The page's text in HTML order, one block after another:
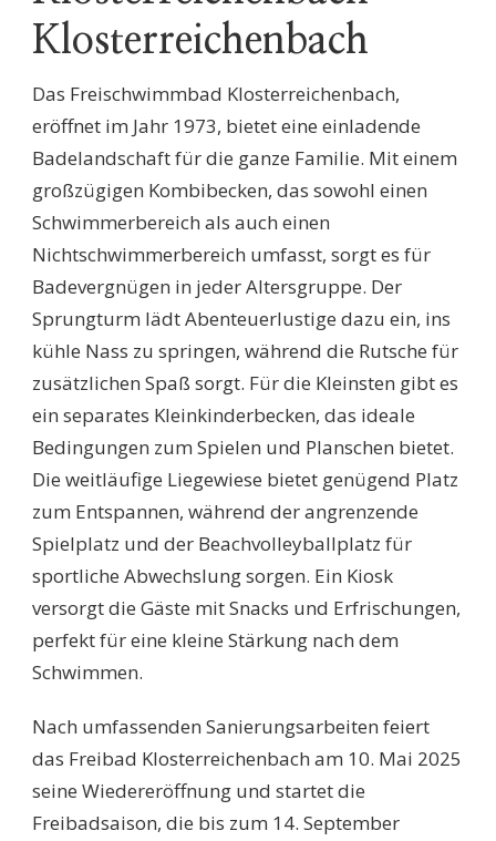
Klosterreichenbach
Das Freischwimmbad Klosterreichenbach,
eröffnet im Jahr 1973, bietet eine einladende
Badelandschaft für die ganze Familie. Mit einem
großzügigen Kombibecken, das sowohl einen
Schwimmerbereich als auch einen
Nichtschwimmerbereich umfasst, sorgt es für
Badevergnügen in jeder Altersgruppe. Der
Sprungturm lädt Abenteuerlustige dazu ein, ins
kühle Nass zu springen, während die Rutsche für
zusätzlichen Spaß sorgt. Für die Kleinsten gibt es
ein separates Kleinkinderbecken, das ideale
Bedingungen zum Spielen und Planschen bietet.
Die weitläufige Liegewiese bietet genügend Platz
zum Entspannen, während der angrenzende
Spielplatz und der Beachvolleyballplatz für
sportliche Abwechslung sorgen. Ein Kiosk
versorgt die Gäste mit Snacks und Erfrischungen,
perfekt für eine kleine Stärkung nach dem
Schwimmen.
Nach umfassenden Sanierungsarbeiten feiert
das Freibad Klosterreichenbach am 10. Mai 2025
seine Wiedereröffnung und startet die
Freibadsaison, die bis zum 14. September